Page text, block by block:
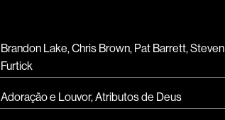
Brandon Lake, Chris Brown, Pat Barrett, Steven
Furtick
Adoração e Louvor,Atributos de Deus